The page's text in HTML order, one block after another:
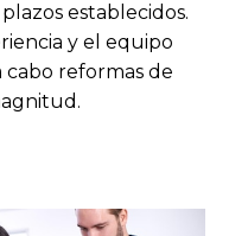
establecidos.
y el equipo
cabo reformas de